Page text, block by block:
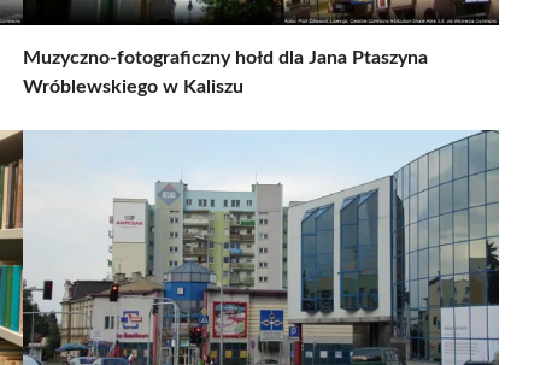
Muzyczno-fotograficzny hołd dla Jana Ptaszyna
Wróblewskiego w Kaliszu